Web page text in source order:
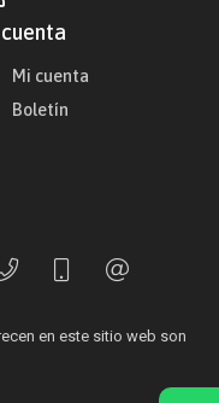
Mi cuenta
Boletín
en este sitio web son